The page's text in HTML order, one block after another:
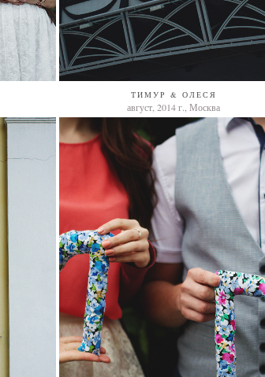
ТИМУР & ОЛЕСЯ
август, 2014 г., Москва